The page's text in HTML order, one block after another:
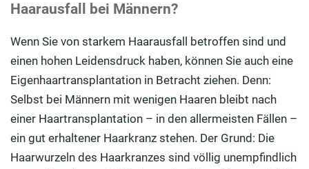
Haarausfall bei Männern?
Wenn Sie von starkem Haarausfall betroffen sind und
einen hohen Leidensdruck haben, können Sie auch eine
Eigenhaartransplantation in Betracht ziehen. Denn:
Selbst bei Männern mit wenigen Haaren bleibt nach
einer Haartransplantation – in den allermeisten Fällen –
ein gut erhaltener Haarkranz stehen. Der Grund: Die
Haarwurzeln des Haarkranzes sind völlig unempfindlich